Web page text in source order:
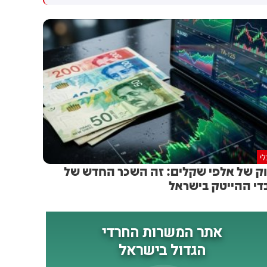
עברו בנתב"ג 2,355,591 נוסעים
בטיסות בין-לאומיות
ופנים-ארציות - עלייה של 36%
לעומת יולי אשתקד
כ-18 מיליון שקלים בוועדת
הכספים, שנועדו עבור תשלום
חובות למיקרוסופט ולספקים
נוספים - בתי הדין צפויים
להפסיק לפעול כבר ביום ראשון.
כך לפי גורמים בכירים במשרד.
כזכור, מייקרוסופט כבר
את המערכות לפני מספר
בעקבות החוב. היא הסכימה
להמתין עד כה, בעקבות
שהכסף יועבר אליה. אך בעקבות
כך שההעברה נעצרה ונחסמה -
היא צפויה להשבית את
של אלפי שקלים: זה השכר החדש של
ההייטק בישראל